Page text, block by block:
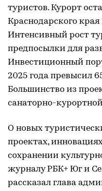
туристов. Курорт
Краснодарского
Интенсивный рост
предпосылки для
Инвестиционный
2025 года превысил
Большинство из
санаторно-
О новых
проектах,
сохранении
журналу РБК+ Юг и
рассказал глава